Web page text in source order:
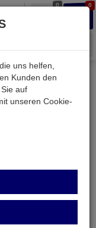
0 0
CR2450-CB5
uns helfen,
Kunden den
auf
unseren Cookie-